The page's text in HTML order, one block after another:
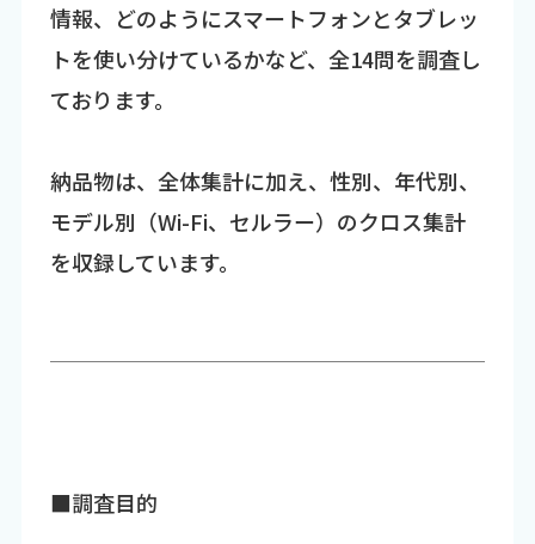
情報、どのようにスマートフォンとタブレッ
トを使い分けているかなど、全14問を調査し
ております。
納品物は、全体集計に加え、性別、年代別、
モデル別（Wi-Fi、セルラー）のクロス集計
を収録しています。
■調査目的